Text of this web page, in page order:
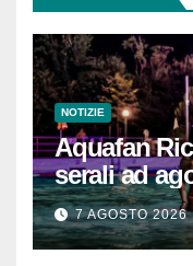
NOTIZIE
Aquafan
serali ad
7 AGOSTO 2026